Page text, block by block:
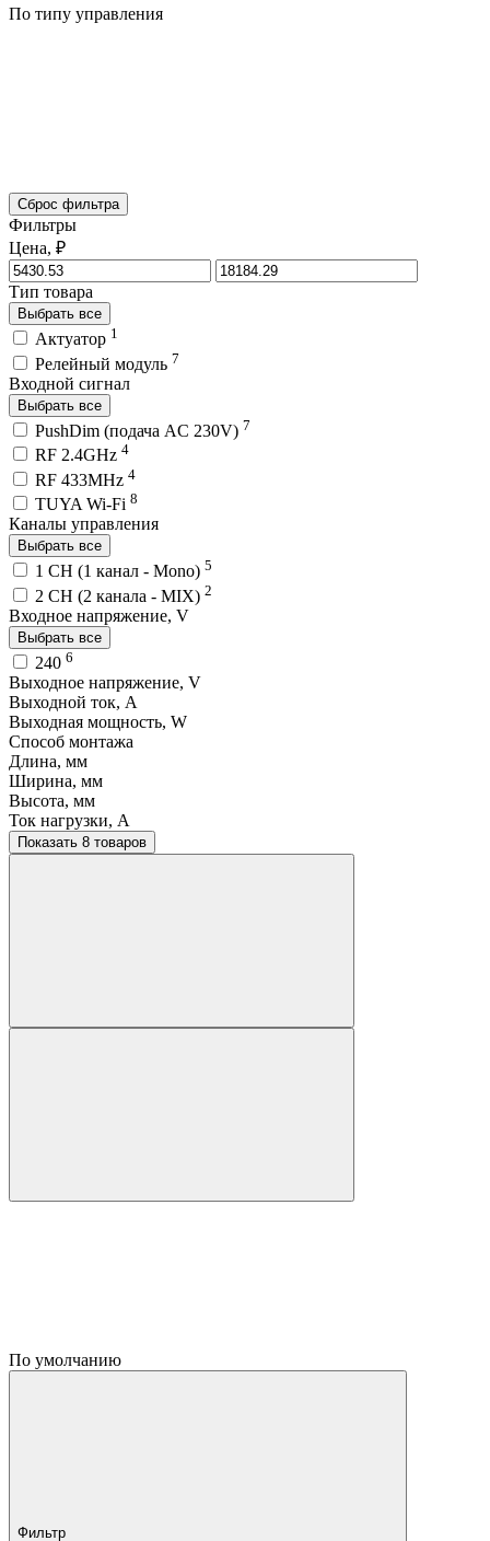
По типу управления
Сброс фильтра
Фильтры
Цена, ₽
Тип товара
Выбрать все
Актуатор 1
Релейный модуль 7
Входной сигнал
Выбрать все
PushDim (подача AC 230V) 7
RF 2.4GHz 4
RF 433MHz 4
TUYA Wi-Fi 8
Каналы управления
Выбрать все
1 CH (1 канал - Mono) 5
2 CH (2 канала - MIX) 2
Входное напряжение, V
Выбрать все
240 6
Выходное напряжение, V
Выходной ток, A
Выходная мощность, W
Способ монтажа
Длина, мм
Ширина, мм
Высота, мм
Ток нагрузки, A
Показать 8 товаров
По умолчанию
Фильтр